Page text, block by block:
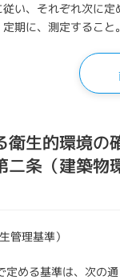
い、それぞれ次に定
期に、測定すること。
衛生的環境の
条（建築物
管理基準）
める基準は、次の通